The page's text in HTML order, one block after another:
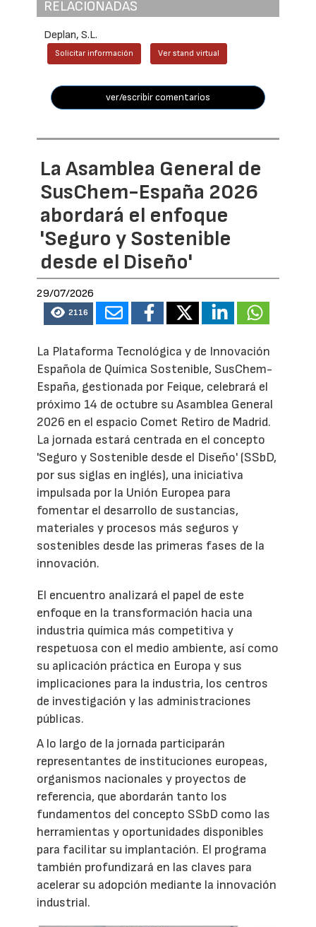
RELACIONADAS
Deplan, S.L.
Solicitar información Ver stand virtual
ver/escribir comentarios
La Asamblea General de
SusChem-España 2026
abordará el enfoque
'Seguro y Sostenible
desde el Diseño'
29/07/2026
2116
La Plataforma Tecnológica y de Innovación
Española de Química Sostenible, SusChem-
España, gestionada por Feique, celebrará el
próximo 14 de octubre su Asamblea General
2026 en el espacio Comet Retiro de Madrid.
La jornada estará centrada en el concepto
'Seguro y Sostenible desde el Diseño' (SSbD,
por sus siglas en inglés), una iniciativa
impulsada por la Unión Europea para
fomentar el desarrollo de sustancias,
materiales y procesos más seguros y
sostenibles desde las primeras fases de la
innovación.
El encuentro analizará el papel de este
enfoque en la transformación hacia una
industria química más competitiva y
respetuosa con el medio ambiente, así como
su aplicación práctica en Europa y sus
implicaciones para la industria, los centros
de investigación y las administraciones
públicas.
A lo largo de la jornada participarán
representantes de instituciones europeas,
organismos nacionales y proyectos de
referencia, que abordarán tanto los
fundamentos del concepto SSbD como las
herramientas y oportunidades disponibles
para facilitar su implantación. El programa
también profundizará en las claves para
acelerar su adopción mediante la innovación
industrial.